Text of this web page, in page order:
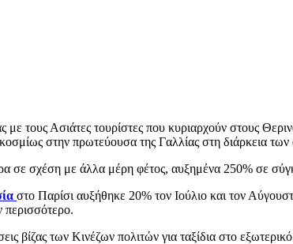
τους Ασιάτες τουρίστες που κυριαρχούν στους
στην πρωτεύουσα της Γαλλίας στη διάρκεια
σε σχέση με άλλα μέρη φέτος, αυξημένα 250% σε
στο Παρίσι αυξήθηκε 20% τον Ιούλιο και τον
περισσότερο.
βίζας των Κινέζων πολιτών για ταξίδια στο